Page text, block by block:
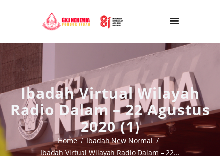
Ibadah Virtual Wilayah
Radio Dalam – 22 Agustus
2020 (1)
Home
Ibadah New Normal
Ibadah Virtual Wilayah Radio Dalam – 22...